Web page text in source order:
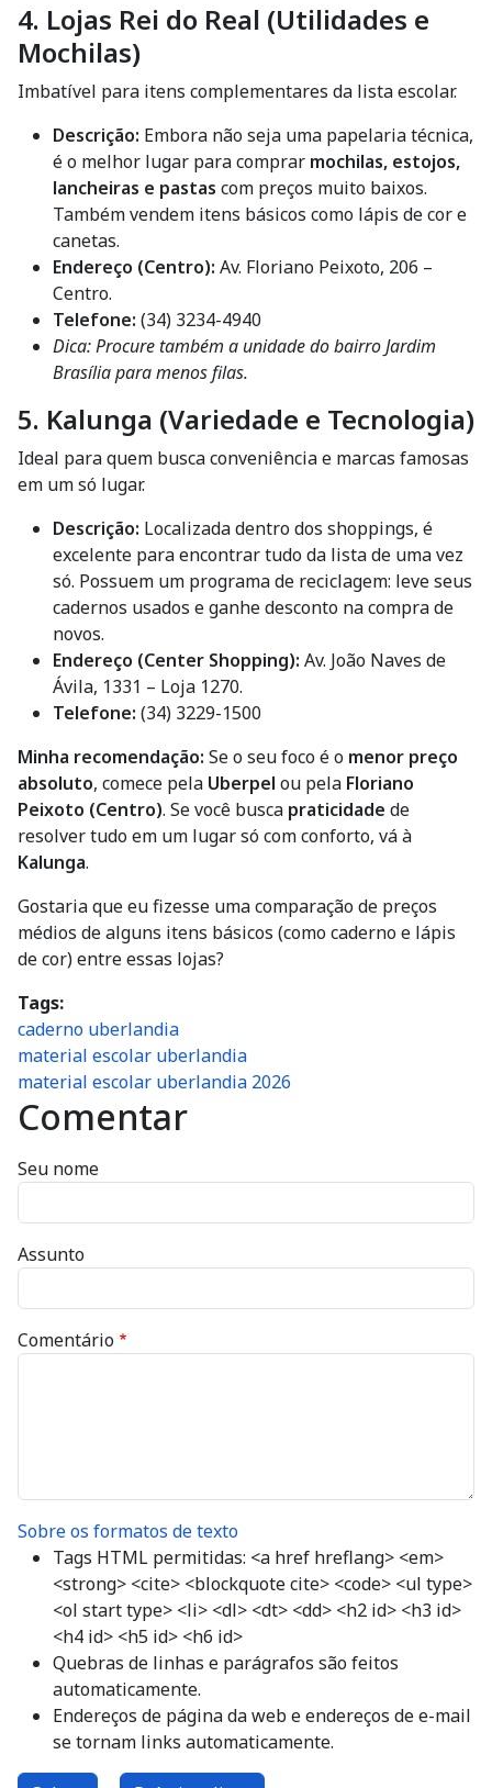
4. Lojas Rei do Real (Utilidades e
Mochilas)
Imbatível para itens complementares da lista escolar.
Descrição: Embora não seja uma papelaria técnica,
é o melhor lugar para comprar mochilas, estojos,
lancheiras e pastas com preços muito baixos.
Também vendem itens básicos como lápis de cor e
canetas.
Endereço (Centro): Av. Floriano Peixoto, 206 –
Centro.
Telefone: (34) 3234-4940
Dica: Procure também a unidade do bairro Jardim
Brasília para menos filas.
5. Kalunga (Variedade e Tecnologia)
Ideal para quem busca conveniência e marcas famosas
em um só lugar.
Descrição: Localizada dentro dos shoppings, é
excelente para encontrar tudo da lista de uma vez
só. Possuem um programa de reciclagem: leve seus
cadernos usados e ganhe desconto na compra de
novos.
Endereço (Center Shopping): Av. João Naves de
Ávila, 1331 – Loja 1270.
Telefone: (34) 3229-1500
Minha recomendação: Se o seu foco é o menor preço
absoluto, comece pela Uberpel ou pela Floriano
Peixoto (Centro). Se você busca praticidade de
resolver tudo em um lugar só com conforto, vá à
Kalunga.
Gostaria que eu fizesse uma comparação de preços
médios de alguns itens básicos (como caderno e lápis
de cor) entre essas lojas?
Tags
caderno uberlandia
material escolar uberlandia
material escolar uberlandia 2026
Comentar
Seu nome
Assunto
Comentário
Sobre os formatos de texto
Tags HTML permitidas: <a href hreflang> <em>
<strong> <cite> <blockquote cite> <code> <ul type>
<ol start type> <li> <dl> <dt> <dd> <h2 id> <h3 id>
<h4 id> <h5 id> <h6 id>
Quebras de linhas e parágrafos são feitos
automaticamente.
Endereços de página da web e endereços de e-mail
se tornam links automaticamente.